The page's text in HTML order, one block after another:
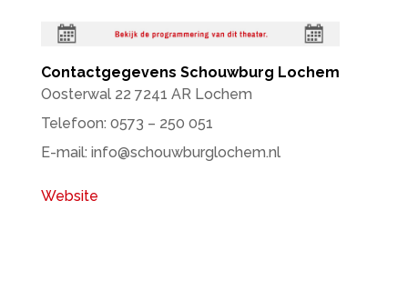
Contactgegevens Schouwburg Lochem
Oosterwal 22 7241 AR Lochem
Telefoon: 0573 – 250 051
E-mail: info@schouwburglochem.nl
Website